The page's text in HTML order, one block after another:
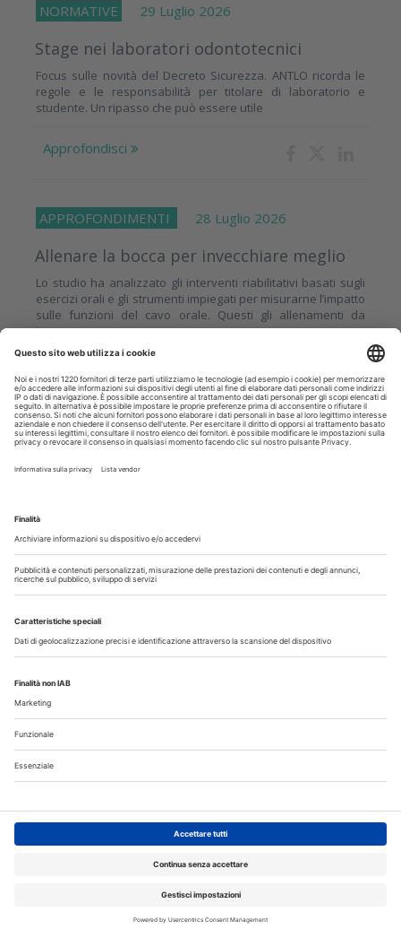
NORMATIVE 29 Luglio 2026
Stage nei laboratori odontotecnici
Focus sulle novità del Decreto Sicurezza. ANTLO ricorda le
regole e le responsabilità per titolare di laboratorio e
studente. Un ripasso che può essere utile
Approfondisci
APPROFONDIMENTI 28 Luglio 2026
Allenare la bocca per invecchiare meglio
Lo studio ha analizzato gli interventi riabilitativi basati sugli
esercizi orali e gli strumenti impiegati per misurarne l’impatto
sulle funzioni del cavo orale. Questi gli allenamenti da
insegnare...
Approfondisci
CRONACA 28 Luglio 2026
L’ offerta didattica di IRIS Academy per
terapie odontoiatriche
Ogni giorno medicina e odontoiatria fanno passi avanti
consentono di proporre ai pazienti riabilitazioni sempre più
veloci e...
Approfondisci